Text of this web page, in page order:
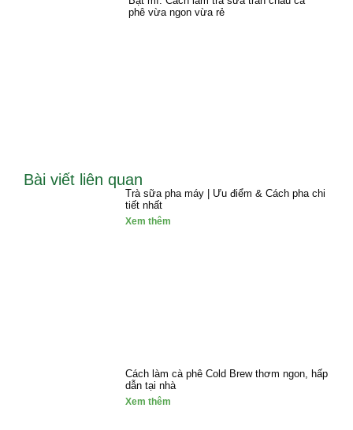
phê vừa ngon vừa rẻ
Bài viết liên quan
Trà sữa pha máy | Ưu điểm & Cách pha chi
tiết nhất
Xem thêm
Cách làm cà phê Cold Brew thơm ngon, hấp
dẫn tại nhà
Xem thêm